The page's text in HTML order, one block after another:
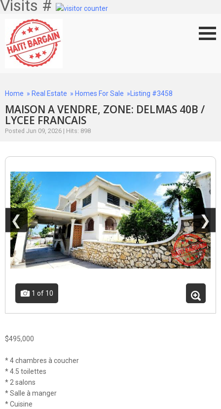
Visits #
Home » Real Estate » Homes For Sale »Listing #3458
MAISON A VENDRE, ZONE: DELMAS 40B /
LYCEE FRANCAIS
Posted Jun 09, 2026 | Hits: 898
❮ ❯
1 of 10
$495,000
* 4 chambres à coucher
* 4.5 toilettes
* 2 salons
* Salle à manger
* Cuisine